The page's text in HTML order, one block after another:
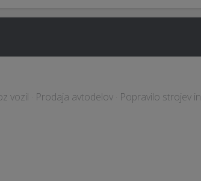
vozil · Prodaja avtodelov · Popravilo strojev in